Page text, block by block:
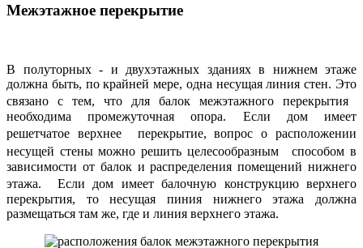
Межэтажное перекрытие
В полуторных - и двухэтажных зданиях в нижнем этаже
должна быть, по крайней мере, одна несущая линия стен. Это
связано с тем, что для балок межэтажного перекрытия
необходима промежуточная опора. Если дом имеет
решетчатое верхнее перекрытие, вопрос о расположении
несущей стены можно решить целесообразным способом в
зависимости от балок и распределения помещений нижнего
этажа. Если дом имеет балочную конструкцию верхнего
перекрытия, то несущая пиния нижнего этажа должна
размещаться там же, где и линия верхнего этажа.